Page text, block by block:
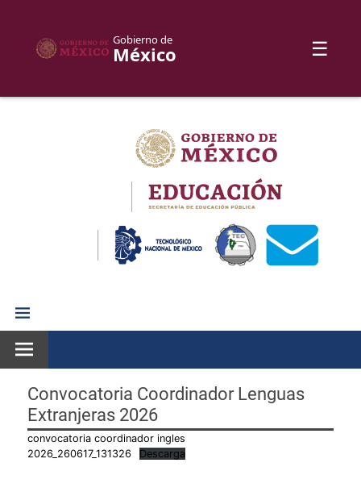
Gobierno de
México ☰
Convocatoria Coordinador Lenguas
Extranjeras 2026
convocatoria coordinador ingles
2026_260617_131326
Descarga